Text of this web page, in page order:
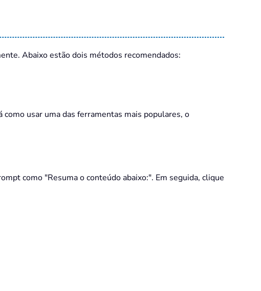
Abaixo estão dois métodos recomendados:
usar uma das ferramentas mais populares, o
como "Resuma o conteúdo abaixo:". Em seguida, clique